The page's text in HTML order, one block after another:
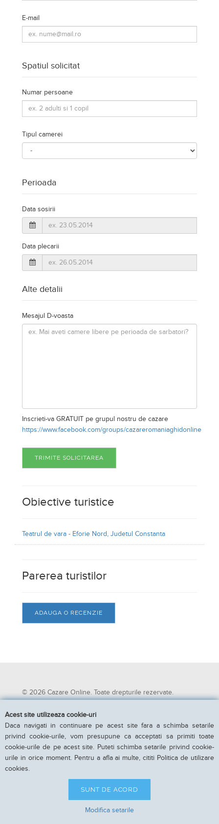
Acest site utilizeaza cookie-uri
Daca navigati in continuare pe acest site fara a schimba setarile
privind cookie-urile, vom presupune ca acceptati sa primiti toate
cookie-urile de pe acest site. Puteti schimba setarile privind cookie-
urile in orice moment. Pentru a afla ai multe, cititi Politica de utilizare
cookies.
SUNT DE ACORD
Modifica setarile
E-mail
Spatiul solicitat
Numar persoane
Tipul camerei
Perioada
Data sosirii
Data plecarii
Alte detalii
Mesajul D-voasta
Inscrieti-va GRATUIT pe grupul nostru de cazare
https://www.facebook.com/groups/cazareromaniaghidonline
TRIMITE SOLICITAREA
Obiective turistice
Teatrul de vara - Eforie Nord, Judetul Constanta
Parerea turistilor
ADAUGA O RECENZIE
© 2026 Cazare Online. Toate drepturile rezervate.
Cazare Online va pune la dispozitie informatii despre
unitati de cazare din toate zonele turistice, oferte
speciale, rezervari online.
Utilizand acest serviciu inseamna ca sunteti de acord cu
Termenii si conditiile de utilizare.
Parteneri Cazare Online